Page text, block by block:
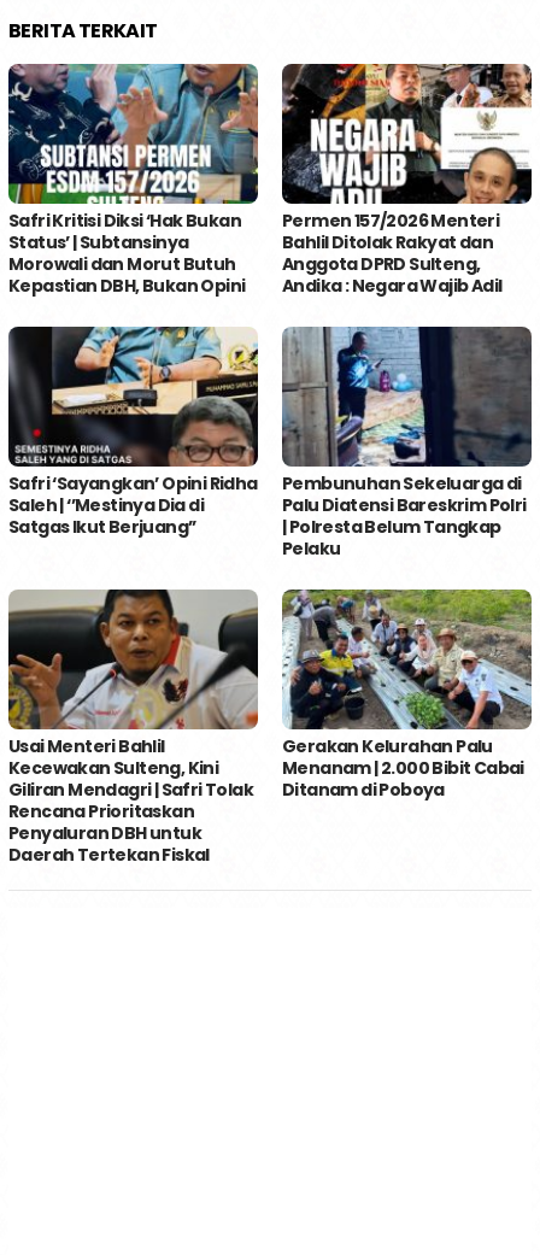
BERITA TERKAIT
Safri Kritisi Diksi ‘Hak Bukan
Status’ | Subtansinya
Morowali dan Morut Butuh
Kepastian DBH, Bukan Opini
Permen 157/2026 Menteri
Bahlil Ditolak Rakyat dan
Anggota DPRD Sulteng,
Andika : Negara Wajib Adil
Safri ‘Sayangkan’ Opini Ridha
Saleh | ‘’Mestinya Dia di
Satgas Ikut Berjuang’’
Pembunuhan Sekeluarga di
Palu Diatensi Bareskrim Polri
| Polresta Belum Tangkap
Pelaku
Usai Menteri Bahlil
Kecewakan Sulteng, Kini
Giliran Mendagri | Safri Tolak
Rencana Prioritaskan
Penyaluran DBH untuk
Daerah Tertekan Fiskal
Gerakan Kelurahan Palu
Menanam | 2.000 Bibit Cabai
Ditanam di Poboya